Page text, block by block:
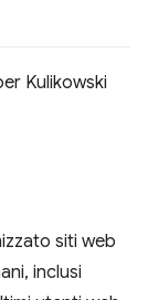
Kulikowski
siti web
inclusi